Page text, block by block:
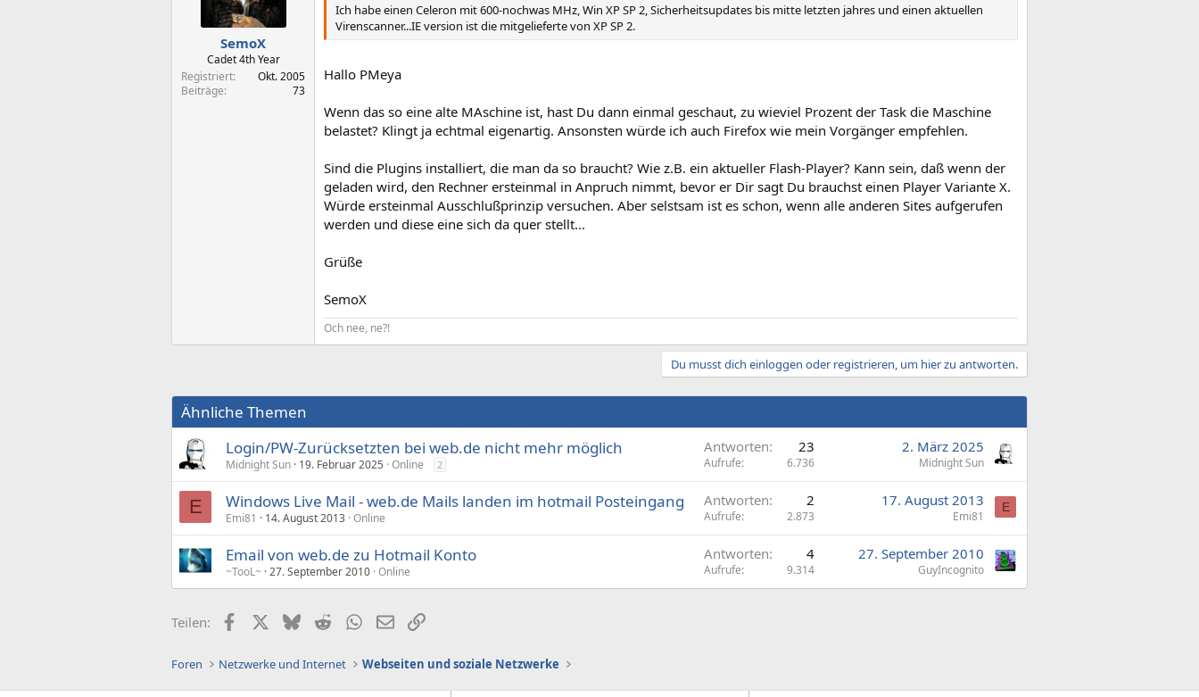
SemoX
Cadet 4th Year
Registriert
Okt. 2005
Beiträge
73
Ich habe einen Celeron mit 600-nochwas MHz, Win XP SP 2, Sicherheitsupdates bis mitte letzten jahres und einen aktuellen
Virenscanner...IE version ist die mitgelieferte von XP SP 2.
Hallo PMeya
Wenn das so eine alte MAschine ist, hast Du dann einmal geschaut, zu wieviel Prozent der Task die Maschine
belastet? Klingt ja echtmal eigenartig. Ansonsten würde ich auch Firefox wie mein Vorgänger empfehlen.
Sind die Plugins installiert, die man da so braucht? Wie z.B. ein aktueller Flash-Player? Kann sein, daß wenn der
geladen wird, den Rechner ersteinmal in Anpruch nimmt, bevor er Dir sagt Du brauchst einen Player Variante X.
Würde ersteinmal Ausschlußprinzip versuchen. Aber selstsam ist es schon, wenn alle anderen Sites aufgerufen
werden und diese eine sich da quer stellt...
Grüße
SemoX
Och nee, ne?!
Du musst dich einloggen oder registrieren, um hier zu antworten.
Ähnliche Themen
Login/PW-Zurücksetzten bei web.de nicht mehr möglich
Midnight Sun 19. Februar 2025 Online 2
Antworten 23
Aufrufe 6.736
2. März 2025
Midnight Sun
E Windows Live Mail - web.de Mails landen im hotmail Posteingang
Emi81 14. August 2013 Online
Antworten 2
Aufrufe 2.873
17. August 2013
Emi81
E
Email von web.de zu Hotmail Konto
~TooL~ 27. September 2010 Online
Antworten 4
Aufrufe 9.314
27. September 2010
GuyIncognito
Teilen: FacebookX (Twitter)
BlueskyRedditWhatsApp
E-MailLink
Foren Netzwerke und Internet Webseiten und soziale Netzwerke